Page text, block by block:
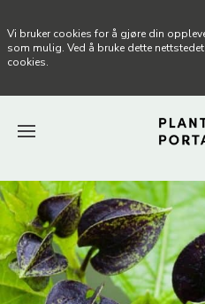
FORSIDEN
NYHETER
ARTIKLER
Vi bruker cookies for å gjøre din
som mulig. Ved å bruke dette
cookies.